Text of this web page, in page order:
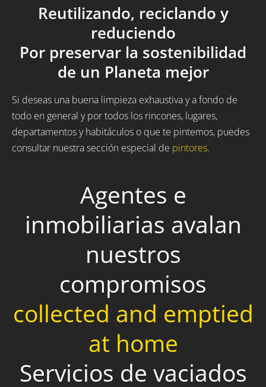
Reutilizando, reciclando y
reduciendo
Por preservar la sostenibilidad
de un Planeta mejor
Si deseas una buena limpieza exhaustiva y a fondo de
todo en general y por todos los rincones, lugares,
departamentos y habitáculos o que te pintemos, puedes
consultar nuestra sección especial de pintores.
Agentes e
inmobiliarias avalan
nuestros
compromisos
collected and emptied
at home
Servicios de vaciados